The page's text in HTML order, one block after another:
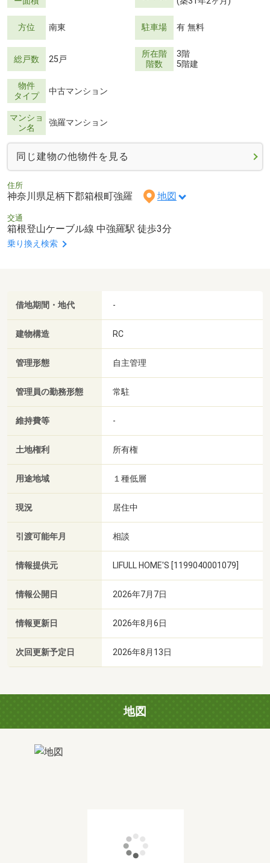
方位 南東 駐車場 有 無料
総戸数 25戸
所在階
階数
3階
5階建
物件
タイプ
中古マンション
マンショ
ン名
強羅マンション
同じ建物の他物件を見る
住所
神奈川県足柄下郡箱根町強羅 地図
交通
箱根登山ケーブル線 中強羅駅 徒歩3分
乗り換え検索
借地期間・地代 -
建物構造 RC
管理形態 自主管理
管理員の勤務形態 常駐
維持費等 -
土地権利 所有権
用途地域 １種低層
現況 居住中
引渡可能年月 相談
情報提供元 LIFULL HOME'S [1199040001079]
情報公開日 2026年7月7日
情報更新日 2026年8月6日
次回更新予定日 2026年8月13日
地図